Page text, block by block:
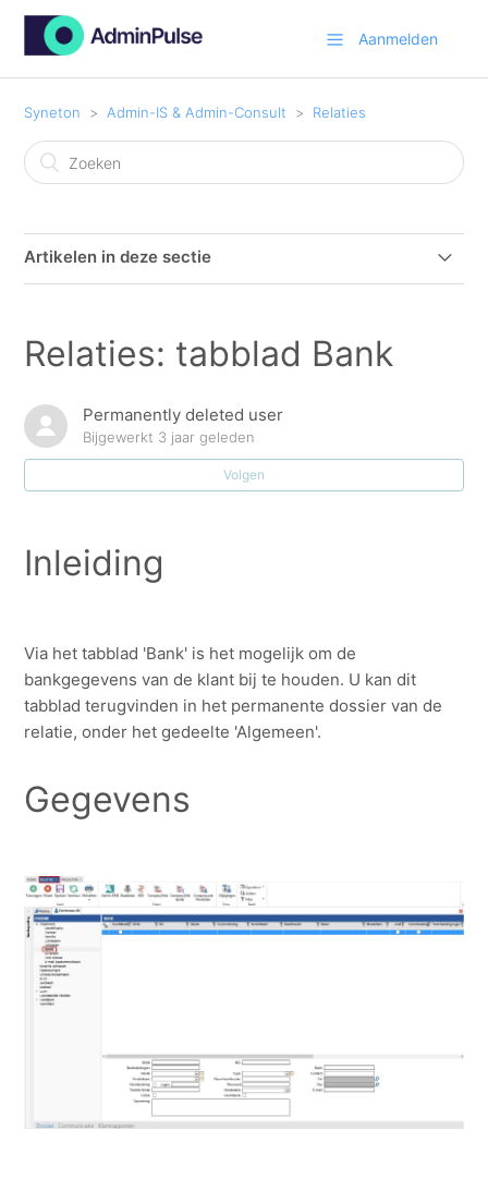
Aanmelden
Syneton Admin-IS & Admin-Consult Relaties
Artikelen in deze sectie
GDPR
Relaties: Anti-Witwas
Relatie: tabblad Prive
Relaties: tabblad Contacten
Relaties: tabblad Bank
Relaties: tabblad Bank
Permanently deleted user
Bijgewerkt 3 jaar geleden
Volgen
Inleiding
Via het tabblad 'Bank' is het mogelijk om de
bankgegevens van de klant bij te houden. U kan dit
tabblad terugvinden in het permanente dossier van de
relatie, onder het gedeelte 'Algemeen'.
Gegevens